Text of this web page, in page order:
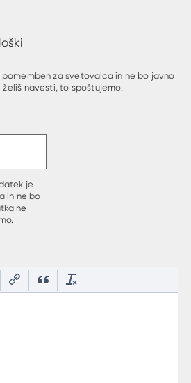
za svetovalca in ne bo javno
navesti, to spoštujemo.
je
in ne bo
ne